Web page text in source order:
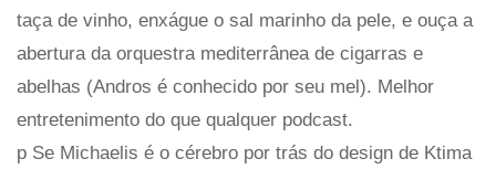
taça de vinho, enxágue o sal marinho da pele, e ouça a
abertura da orquestra mediterrânea de cigarras e
abelhas (Andros é conhecido por seu mel). Melhor
entretenimento do que qualquer podcast.
p Se Michaelis é o cérebro por trás do design de Ktima